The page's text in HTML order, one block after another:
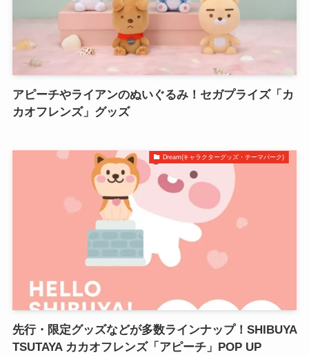
アピーチやライアンのぬいぐるみ！セガプライズ「カ
カオフレンズ」グッズ
Dream(キャラクターグッズ・テーマパーク)
先行・限定グッズなどが多数ラインナップ！SHIBUYA
TSUTAYA カカオフレンズ「アピーチ」POP UP